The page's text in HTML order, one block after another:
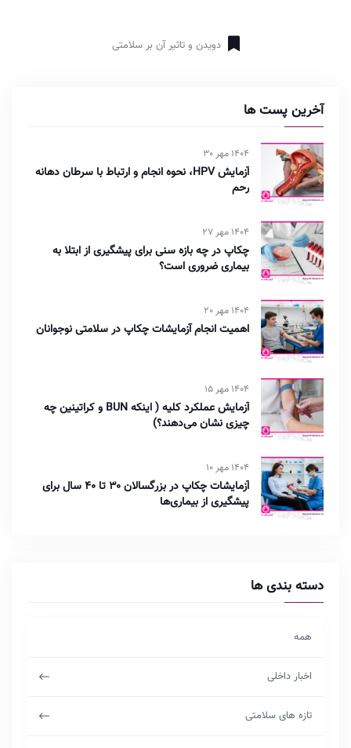
دویدن و تاثیر آن بر سلامتی
آخرین پست ها
1404 مهر 30
آزمایش HPV، نحوه انجام و ارتباط با سرطان دهانه
رحم
1404 مهر 27
چکاپ در چه بازه سنی برای پیشگیری از ابتلا به
بیماری ضروری است؟
1404 مهر 20
اهمیت انجام آزمایشات چکاپ در سلامتی نوجوانان
1404 مهر 15
آزمایش عملکرد کلیه ( اینکه BUN و کراتینین چه
چیزی نشان می‌دهند؟)
1404 مهر 10
آزمایشات چکاپ در بزرگسالان ۳۰ تا ۴۰ سال برای
پیشگیری از بیماری‌ها
دسته بندی ها
همه
اخبار داخلی
تازه های سلامتی